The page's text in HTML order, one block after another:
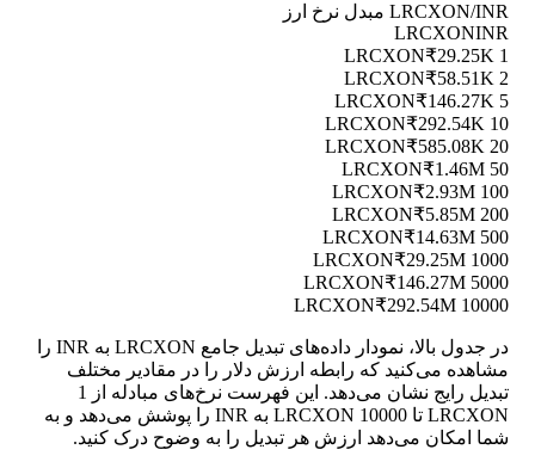
LRCXON/INR مبدل نرخ ارز
LRCXONINR
1 LRCXON
₹29.25K
2 LRCXON
₹58.51K
5 LRCXON
₹146.27K
10 LRCXON
₹292.54K
20 LRCXON
₹585.08K
50 LRCXON
₹1.46M
100 LRCXON
₹2.93M
200 LRCXON
₹5.85M
500 LRCXON
₹14.63M
1000 LRCXON
₹29.25M
5000 LRCXON
₹146.27M
10000 LRCXON
₹292.54M
در جدول بالا، نمودار داده‌های تبدیل جامع LRCXON به INR را
مشاهده می‌کنید که رابطه ارزش دلار را در مقادیر مختلف
تبدیل رایج نشان می‌دهد. این فهرست نرخ‌های مبادله از 1
LRCXON تا 10000 LRCXON به INR را پوشش می‌دهد و به
شما امکان می‌دهد ارزش هر تبدیل را به وضوح درک کنید.